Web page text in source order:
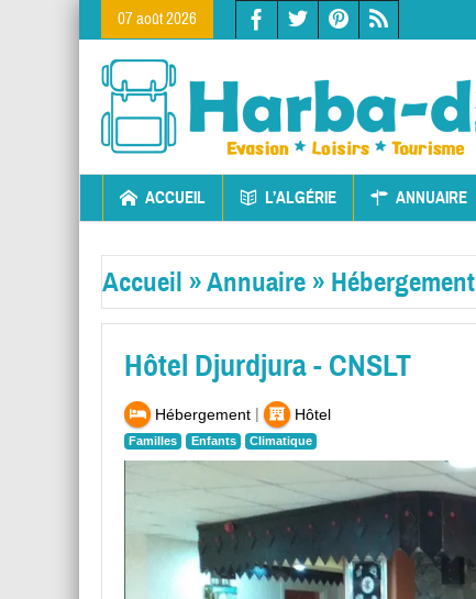
07 août 2026
ACCUEIL L’ALGÉRIE ANNUAIRE
Accueil »Annuaire » Hébergement
Hôtel Djurdjura - CNSLT
Hébergement | Hôtel
Familles Enfants Climatique